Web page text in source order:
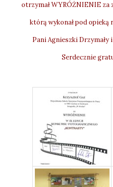
otrzymał WYRÓŻNIENIE za
którą wykonał pod opieką
Pani Agnieszki Drzymały
Serdecznie